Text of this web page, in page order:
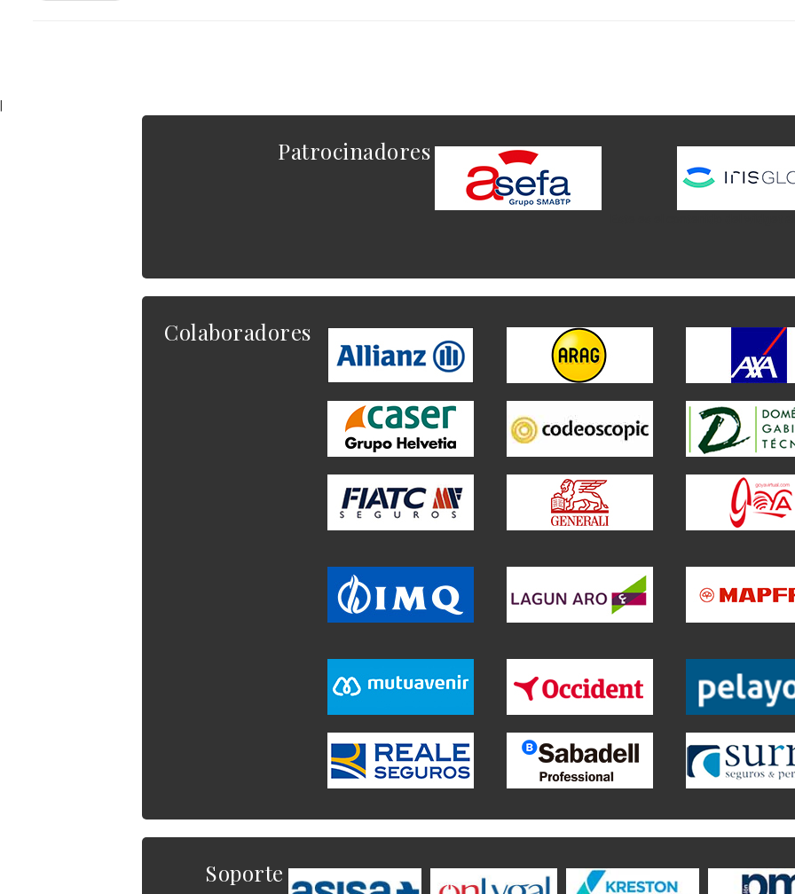
|
Patrocinadores
Colaboradores
Soporte